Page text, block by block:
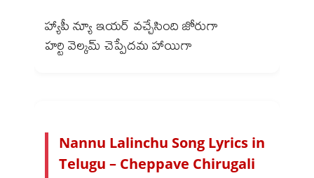
హ్యాపీ న్యూ ఇయర్ వచ్చేసింది జోరుగా
Nannu Lalinchu Song Lyrics in
Telugu – Cheppave Chirugali